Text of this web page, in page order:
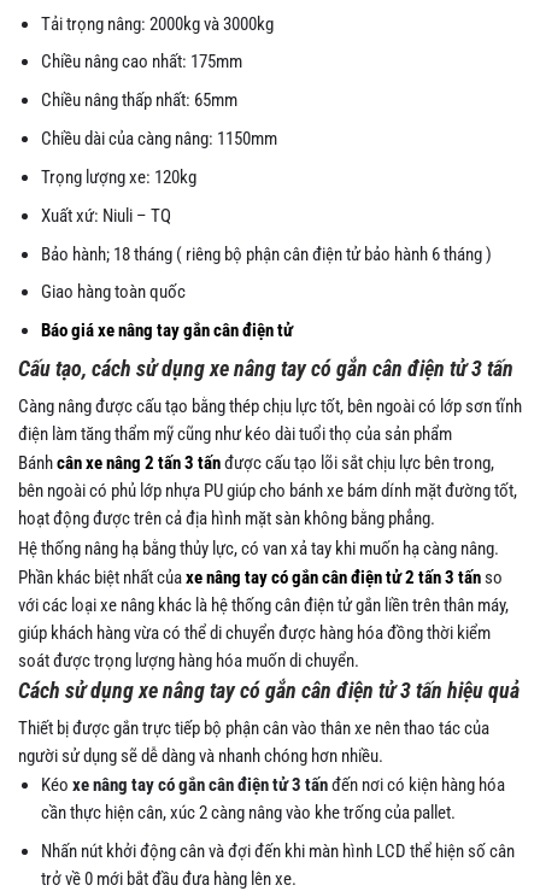
Tải trọng nâng: 2000kg và 3000kg
Chiều nâng cao nhất: 175mm
Chiều nâng thấp nhất: 65mm
Chiều dài của càng nâng: 1150mm
Trọng lượng xe: 120kg
Xuất xứ: Niuli – TQ
Bảo hành; 18 tháng ( riêng bộ phận cân điện tử bảo hành 6 tháng )
Giao hàng toàn quốc
Báo giá xe nâng tay gắn cân điện tử
Cấu tạo, cách sử dụng xe nâng tay có gắn cân điện tử 3 tấn
Càng nâng được cấu tạo bằng thép chịu lực tốt, bên ngoài có lớp sơn tĩnh
điện làm tăng thẩm mỹ cũng như kéo dài tuổi thọ của sản phẩm
Bánhcân xe nâng 2 tấn 3 tấnđược cấu tạo lõi sắt chịu lực bên trong,
bên ngoài có phủ lớp nhựa PU giúp cho bánh xe bám dính mặt đường tốt,
hoạt động được trên cả địa hình mặt sàn không bằng phẳng.
Hệ thống nâng hạ bằng thủy lực, có van xả tay khi muốn hạ càng nâng.
Phần khác biệt nhất củaxe nâng tay có gắn cân điện tử 2 tấn 3 tấnso
với các loại xe nâng khác là hệ thống cân điện tử gắn liền trên thân máy,
giúp khách hàng vừa có thể di chuyển được hàng hóa đồng thời kiểm
soát được trọng lượng hàng hóa muốn di chuyển.
Cách sử dụng xe nâng tay có gắn cân điện tử 3 tấn hiệu quả
Thiết bị được gắn trực tiếp bộ phận cân vào thân xe nên thao tác của
người sử dụng sẽ dễ dàng và nhanh chóng hơn nhiều.
Kéoxe nâng tay có gắn cân điện tử 3 tấnđến nơi có kiện hàng hóa
cần thực hiện cân, xúc 2 càng nâng vào khe trống của pallet.
Nhấn nút khởi động cân và đợi đến khi màn hình LCD thể hiện số cân
trở về 0 mới bắt đầu đưa hàng lên xe.